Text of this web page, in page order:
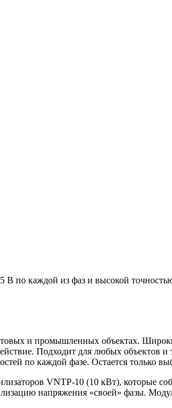
по каждой из фаз и высокой
и промышленных объектах.
Подходит для любых объектов и
по каждой фазе. Остается только
VNTP-10 (10 кВт), которые
напряжения «своей» фазы.